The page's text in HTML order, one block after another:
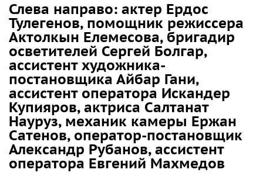
Слева направо: актер Ердос
Тулегенов, помощник режиссера
Актолкын Елемесова, бригадир
осветителей Сергей Болгар,
ассистент художника-
постановщика Айбар Гани,
ассистент оператора Искандер
Купияров, актриса Салтанат
Науруз, механик камеры Ержан
Сатенов, оператор-постановщик
Александр Рубанов, ассистент
оператора Евгений Махмедов